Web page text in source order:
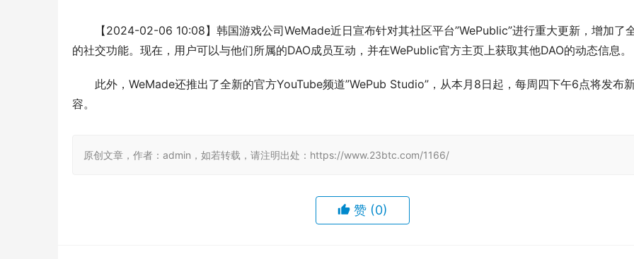
【2024-02-06 10:08】韩国游戏公司WeMade近日宣布针对其社区平台”WePublic”进行重大更新，增加了
的社交功能。现在，用户可以与他们所属的DAO成员互动，并在WePublic官方主页上获取其他DAO的动态信息。
此外，WeMade还推出了全新的官方YouTube频道”WePub Studio”，从本月8日起，每周四下午6点将发布
容。
原创文章，作者：admin，如若转载，请注明出处：https://www.23btc.com/1166/
赞 (0)